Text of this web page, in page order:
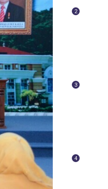
2
3
4